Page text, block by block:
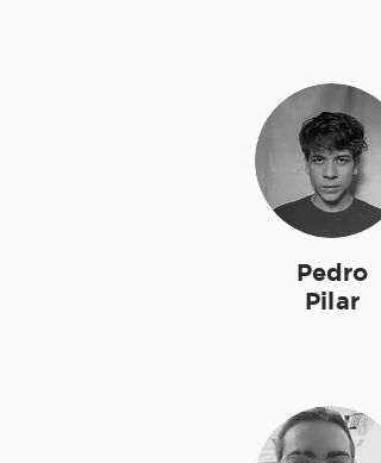
Pedro
Pilar